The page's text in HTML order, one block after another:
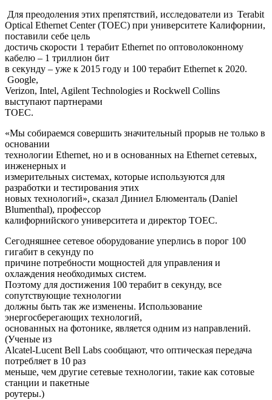
Для преодоления этих препятствий, исследователи из Terabit
Optical Ethernet Center (TOEC) при университете Калифорнии,
поставили себе цель
достичь скорости 1 терабит Ethernet по оптоволоконному
кабелю – 1 триллион бит
в секунду – уже к 2015 году и 100 терабит Ethernet к 2020.
Google,
Verizon, Intel, Agilent Technologies и Rockwell Collins
выступают партнерами
TOEC.
«Мы собираемся совершить значительный прорыв не только в
основании
технологии Ethernet, но и в основанных на Ethernet сетевых,
инженерных и
измерительных системах, которые используются для
разработки и тестирования этих
новых технологий», сказал Диниел Блюменталь (Daniel
Blumenthal), профессор
калифорнийского университета и директор TOEC.
Сегодняшнее сетевое оборудование уперлись в порог 100
гигабит в секунду по
причине потребности мощностей для управления и
охлаждения необходимых систем.
Поэтому для достижения 100 терабит в секунду, все
сопутствующие технологии
должны быть так же изменены. Использование
энергосберегающих технологий,
основанных на фотонике, является одним из направлений.
(Ученые из
Alcatel-Lucent Bell Labs сообщают, что оптическая передача
потребляет в 10 раз
меньше, чем другие сетевые технологии, такие как сотовые
станции и пакетные
роутеры.)